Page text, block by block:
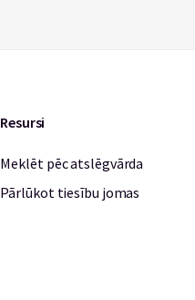
Resursi
Meklēt pēc atslēgvārda
Pārlūkot tiesību jomas